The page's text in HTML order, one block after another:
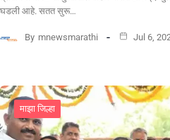
घडली आहे. सतत सुरू…
By mnewsmarathi Jul 6,
माझा जिल्हा